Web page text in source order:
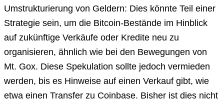
Umstrukturierung von Geldern: Dies könnte Teil einer
Strategie sein, um die Bitcoin-Bestände im Hinblick
auf zukünftige Verkäufe oder Kredite neu zu
organisieren, ähnlich wie bei den Bewegungen von
Mt. Gox. Diese Spekulation sollte jedoch vermieden
werden, bis es Hinweise auf einen Verkauf gibt, wie
etwa einen Transfer zu Coinbase. Bisher ist dies nicht